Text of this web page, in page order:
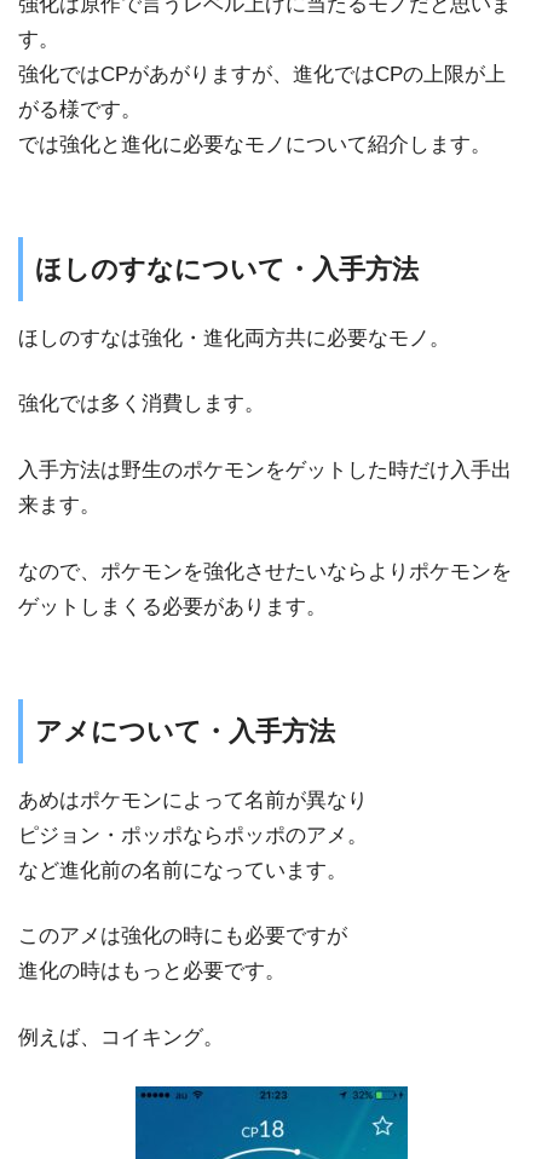
す。
強化ではCPがあがりますが、進化ではCPの上限が上
がる様です。
では強化と進化に必要なモノについて紹介します。
ほしのすなについて・入手方法
ほしのすなは強化・進化両方共に必要なモノ。
強化では多く消費します。
入手方法は野生のポケモンをゲットした時だけ入手出
来ます。
なので、ポケモンを強化させたいならよりポケモンを
ゲットしまくる必要があります。
アメについて・入手方法
あめはポケモンによって名前が異なり
ピジョン・ポッポならポッポのアメ。
など進化前の名前になっています。
このアメは強化の時にも必要ですが
進化の時はもっと必要です。
例えば、コイキング。